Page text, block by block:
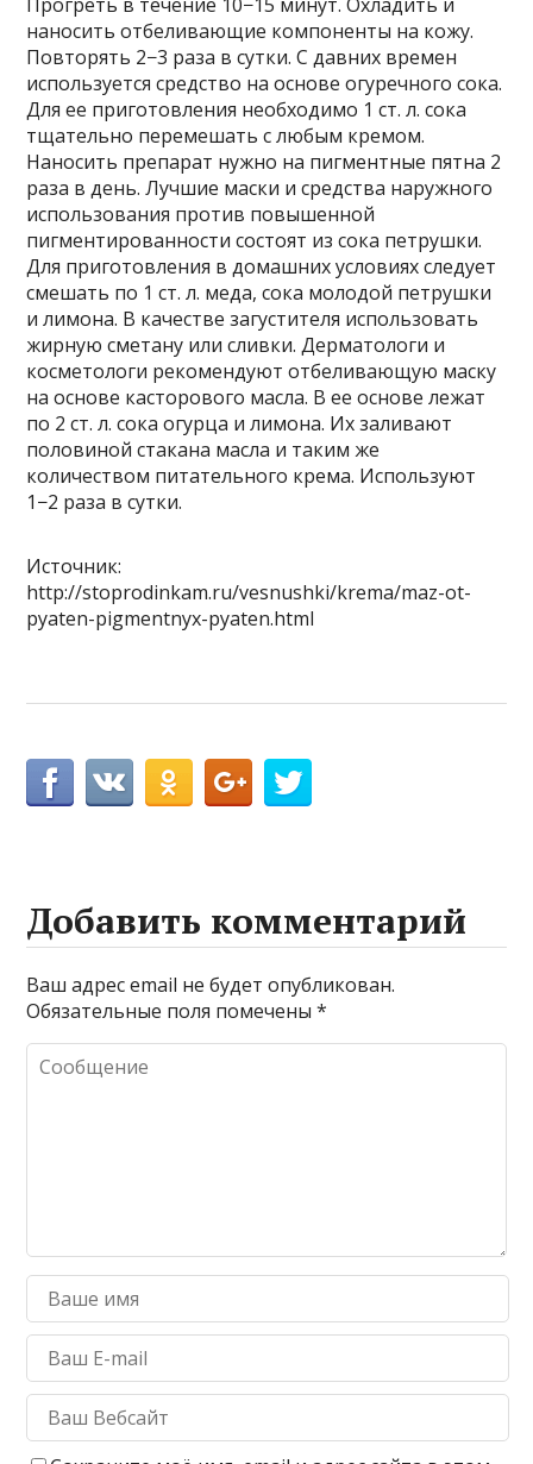
Прогреть в течение 10−15 минут. Охладить и
наносить отбеливающие компоненты на кожу.
Повторять 2−3 раза в сутки. С давних времен
используется средство на основе огуречного сока.
Для ее приготовления необходимо 1 ст. л. сока
тщательно перемешать с любым кремом.
Наносить препарат нужно на пигментные пятна 2
раза в день. Лучшие маски и средства наружного
использования против повышенной
пигментированности состоят из сока петрушки.
Для приготовления в домашних условиях следует
смешать по 1 ст. л. меда, сока молодой петрушки
и лимона. В качестве загустителя использовать
жирную сметану или сливки. Дерматологи и
косметологи рекомендуют отбеливающую маску
на основе касторового масла. В ее основе лежат
по 2 ст. л. сока огурца и лимона. Их заливают
половиной стакана масла и таким же
количеством питательного крема. Используют
1−2 раза в сутки.
Источник:
http://stoprodinkam.ru/vesnushki/krema/maz-ot-
pyaten-pigmentnyx-pyaten.html
Добавить комментарий
Ваш адрес email не будет опубликован.
Обязательные поля помечены*